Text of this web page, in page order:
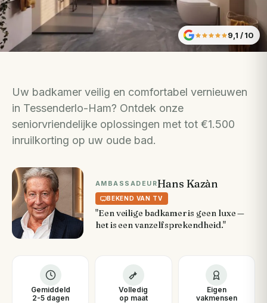
9,1 / 10
Uw badkamer veilig en comfortabel vernieuwen
in Tessenderlo-Ham? Ontdek onze
seniorvriendelijke oplossingen met tot €1.500
inruilkorting op uw oude bad.
AMBASSADEURHans Kazàn
BEKEND VAN TV
"Een veilige badkamer is geen luxe —
het is een vanzelfsprekendheid."
Gemiddeld
2-5 dagen
Volledig
op maat
Eigen
vakmensen